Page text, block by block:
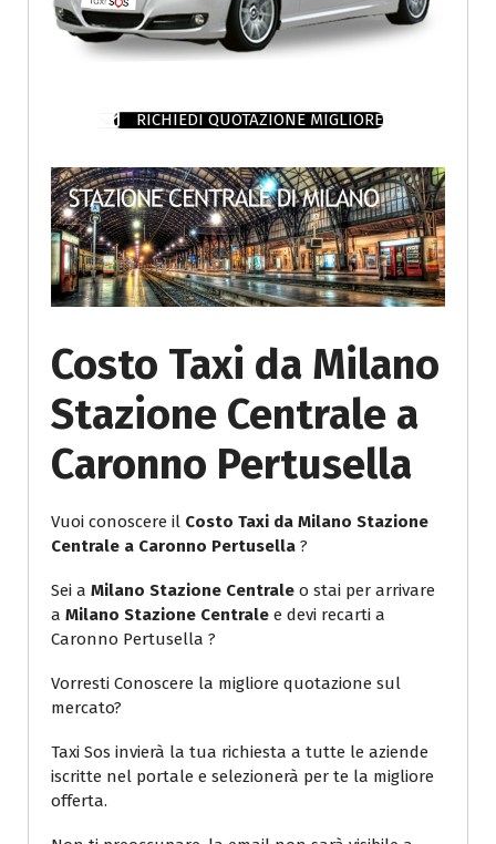
RICHIEDI QUOTAZIONE MIGLIORE
Costo Taxi da Milano
Stazione Centrale a
Caronno Pertusella
Vuoi conoscere il Costo Taxi da Milano Stazione
Centrale a Caronno Pertusella ?
Sei a Milano Stazione Centrale o stai per arrivare
a Milano Stazione Centrale e devi recarti a
Caronno Pertusella ?
Vorresti Conoscere la migliore quotazione sul
mercato?
Taxi Sos invierà la tua richiesta a tutte le aziende
iscritte nel portale e selezionerà per te la migliore
offerta.